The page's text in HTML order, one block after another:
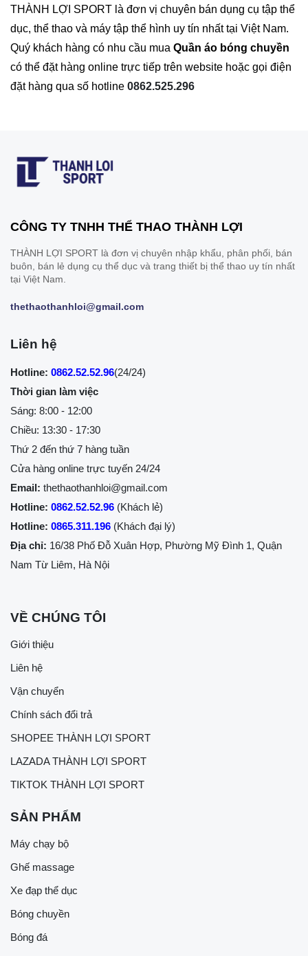
THÀNH LỢI SPORT là đơn vị chuyên bán dụng cụ tập thể
dục, thể thao và máy tập thể hình uy tín nhất tại Việt Nam.
Quý khách hàng có nhu cầu mua Quần áo bóng chuyền
có thể đặt hàng online trực tiếp trên website hoặc gọi điện
đặt hàng qua số hotline 0862.525.296
CÔNG TY TNHH THỂ THAO THÀNH LỢI
THÀNH LỢI SPORT là đơn vị chuyên nhập khẩu, phân phối, bán
buôn, bán lẻ dụng cụ thể dục và trang thiết bị thể thao uy tín nhất
tại Việt Nam.
thethaothanhloi@gmail.com
Liên hệ
Hotline: 0862.52.52.96(24/24)
Thời gian làm việc
Sáng: 8:00 - 12:00
Chiều: 13:30 - 17:30
Thứ 2 đến thứ 7 hàng tuần
Cửa hàng online trực tuyến 24/24
Email: thethaothanhloi@gmail.com
Hotline: 0862.52.52.96 (Khách lẻ)
Hotline: 0865.311.196 (Khách đại lý)
Địa chỉ: 16/38 Phố Đỗ Xuân Hợp, Phường Mỹ Đình 1, Quận
Nam Từ Liêm, Hà Nội
VỀ CHÚNG TÔI
Giới thiệu
Liên hệ
Vận chuyển
Chính sách đổi trả
SHOPEE THÀNH LỢI SPORT
LAZADA THÀNH LỢI SPORT
TIKTOK THÀNH LỢI SPORT
SẢN PHẨM
Máy chạy bộ
Ghế massage
Xe đạp thể dục
Bóng chuyền
Bóng đá